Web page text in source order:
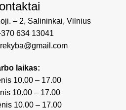
– 2, Salininkai, Vilnius
634 13041
laikas:
10.00 – 17.00
10.00 – 17.00
10.00 – 17.00